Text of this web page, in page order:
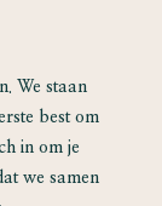
We staan
best om
in om je
we samen